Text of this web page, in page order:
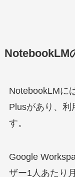
NotebookLM
NotebookLMに
Plusがあり、利
す。
Google
ザー1人あたり